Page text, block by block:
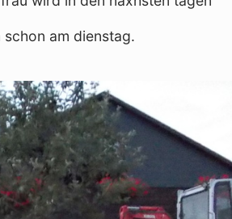
am dienstag.